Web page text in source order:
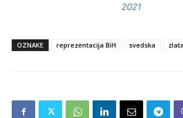
2021
OZNAKE reprezentacija BiH svedska